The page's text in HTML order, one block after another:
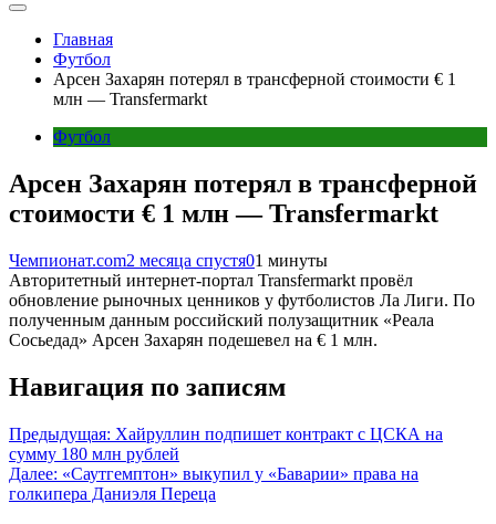
Главная
Футбол
Арсен Захарян потерял в трансферной стоимости € 1
млн — Transfermarkt
Футбол
Арсен Захарян потерял в трансферной
стоимости € 1 млн — Transfermarkt
Чемпионат.com2 месяца спустя01 минуты
Авторитетный интернет-портал Transfermarkt провёл
обновление рыночных ценников у футболистов Ла Лиги. По
полученным данным российский полузащитник «Реала
Сосьедад» Арсен Захарян подешевел на € 1 млн.
Навигация по записям
Предыдущая: Хайруллин подпишет контракт с ЦСКА на
сумму 180 млн рублей
Далее: «Саутгемптон» выкупил у «Баварии» права на
голкипера Даниэля Переца